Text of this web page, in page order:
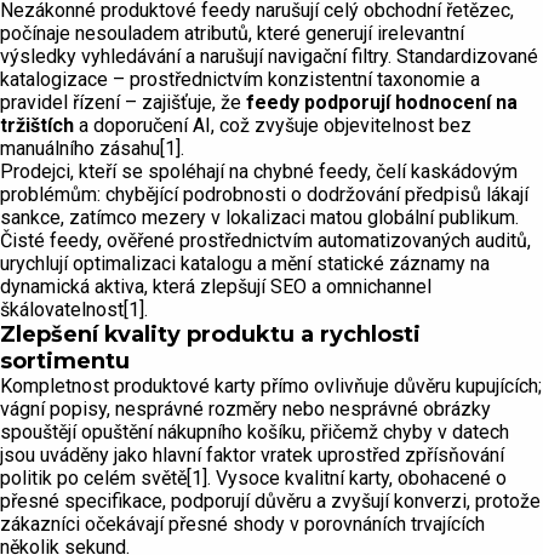
Nezákonné produktové feedy narušují celý obchodní řetězec,
počínaje nesouladem atributů, které generují irelevantní
výsledky vyhledávání a narušují navigační filtry. Standardizované
katalogizace – prostřednictvím konzistentní taxonomie a
pravidel řízení – zajišťuje, že feedy podporují hodnocení na
tržištích a doporučení AI, což zvyšuje objevitelnost bez
manuálního zásahu[1].
Prodejci, kteří se spoléhají na chybné feedy, čelí kaskádovým
problémům: chybějící podrobnosti o dodržování předpisů lákají
sankce, zatímco mezery v lokalizaci matou globální publikum.
Čisté feedy, ověřené prostřednictvím automatizovaných auditů,
urychlují optimalizaci katalogu a mění statické záznamy na
dynamická aktiva, která zlepšují SEO a omnichannel
škálovatelnost[1].
Zlepšení kvality produktu a rychlosti
sortimentu
Kompletnost produktové karty přímo ovlivňuje důvěru kupujících;
vágní popisy, nesprávné rozměry nebo nesprávné obrázky
spouštějí opuštění nákupního košíku, přičemž chyby v datech
jsou uváděny jako hlavní faktor vratek uprostřed zpřísňování
politik po celém světě[1]. Vysoce kvalitní karty, obohacené o
přesné specifikace, podporují důvěru a zvyšují konverzi, protože
zákazníci očekávají přesné shody v porovnáních trvajících
několik sekund.